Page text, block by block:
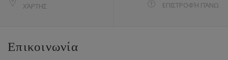
ΧΆΡΤΗΣ ΕΠΙΣΤΡΟΦΉ ΠΆΝΩ
Επικοινωνία